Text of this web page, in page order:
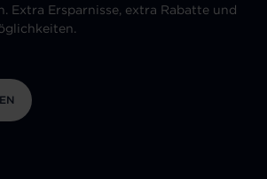
Extra Ersparnisse, extra Rabatte und